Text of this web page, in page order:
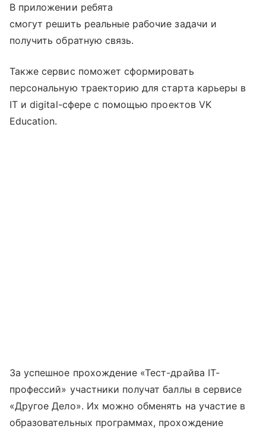
В приложении ребята
смогут решить реальные рабочие задачи и
получить обратную связь.
Также сервис поможет сформировать
персональную траекторию для старта карьеры в
IT и digital-сфере с помощью проектов VK
Education.
За успешное прохождение «Тест-драйва IT-
профессий» участники получат баллы в сервисе
«Другое Дело». Их можно обменять на участие в
образовательных программах, прохождение